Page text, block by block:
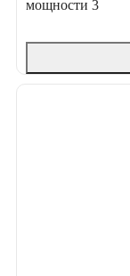
мощности 3